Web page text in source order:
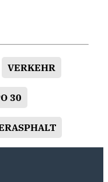
VERKEHR
30